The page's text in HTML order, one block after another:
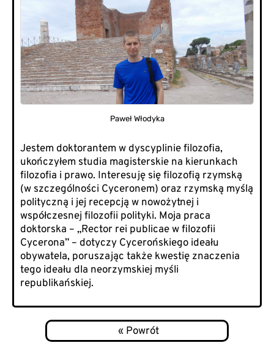
Paweł Włodyka
Jestem doktorantem w dyscyplinie filozofia,
ukończyłem studia magisterskie na kierunkach
filozofia i prawo. Interesuję się filozofią rzymską
(w szczególności Cyceronem) oraz rzymską myślą
polityczną i jej recepcją w nowożytnej i
współczesnej filozofii polityki. Moja praca
doktorska – „Rector rei publicae w filozofii
Cycerona” – dotyczy Cycerońskiego ideału
obywatela, poruszając także kwestię znaczenia
tego ideału dla neorzymskiej myśli
republikańskiej.